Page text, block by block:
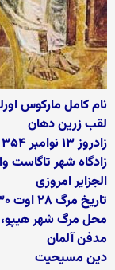
نام کامل مارکوس
لقب زرین دهان
زادروز ۱۳ نوامبر ۳۵۴
زادگاه شهر تاگاست
الجزایر امروزی
تاریخ مرگ ۲۸ اوت ۴۳۰ (۷۵ سال)
محل مرگ شهر هیپو،
مدفن آلمان
دین مسیحیت